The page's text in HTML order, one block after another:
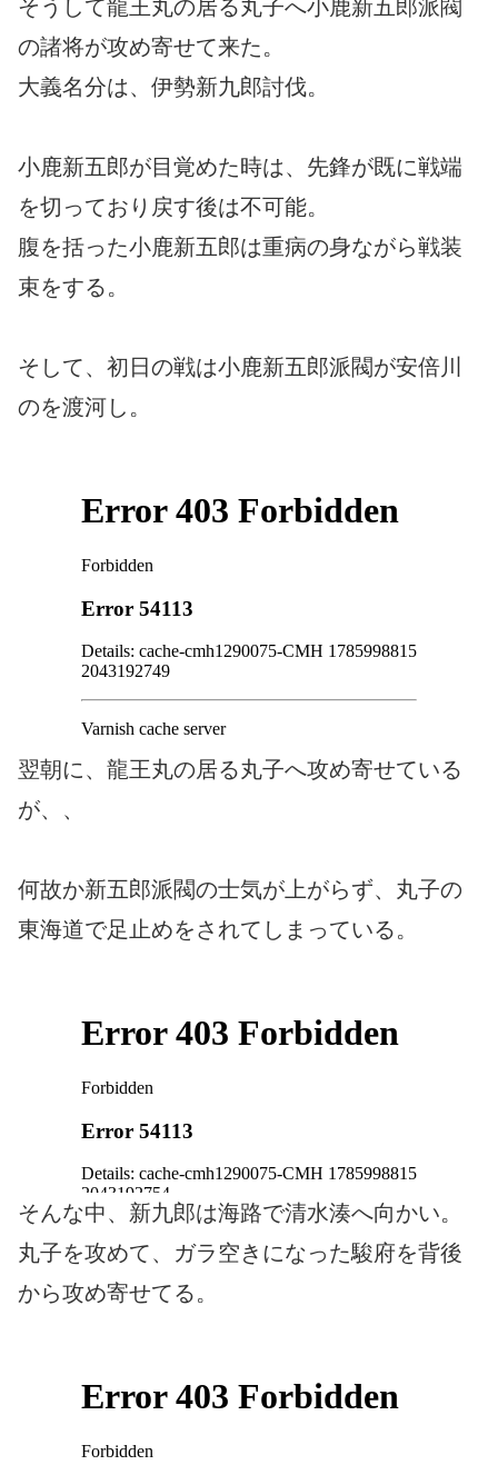
そうして龍王丸の居る丸子へ小鹿新五郎派閥
の諸将が攻め寄せて来た。
大義名分は、伊勢新九郎討伐。
小鹿新五郎が目覚めた時は、先鋒が既に戦端
を切っており戻す後は不可能。
腹を括った小鹿新五郎は重病の身ながら戦装
束をする。
そして、初日の戦は小鹿新五郎派閥が安倍川
のを渡河し。
翌朝に、龍王丸の居る丸子へ攻め寄せている
が、、
何故か新五郎派閥の士気が上がらず、丸子の
東海道で足止めをされてしまっている。
そんな中、新九郎は海路で清水湊へ向かい。
丸子を攻めて、ガラ空きになった駿府を背後
から攻め寄せてる。